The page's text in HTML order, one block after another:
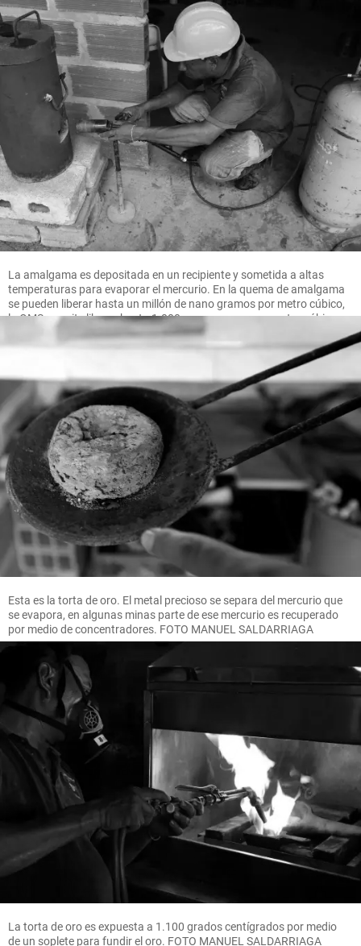
La amalgama es depositada en un recipiente y sometida a altas
temperaturas para evaporar el mercurio. En la quema de amalgama
se pueden liberar hasta un millón de nano gramos por metro cúbico,
la OMS permite liberar hasta 1.000 nano gramos por metro cúbico.
Esta es la torta de oro. El metal precioso se separa del mercurio que
se evapora, en algunas minas parte de ese mercurio es recuperado
por medio de concentradores. FOTO MANUEL SALDARRIAGA
La torta de oro es expuesta a 1.100 grados centígrados por medio
de un soplete para fundir el oro. FOTO MANUEL SALDARRIAGA